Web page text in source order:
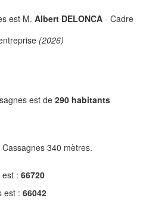
est M. Albert DELONCA - Cadre
(2026)
est de 290 habitants
340 mètres.
: 66720
est : 66042